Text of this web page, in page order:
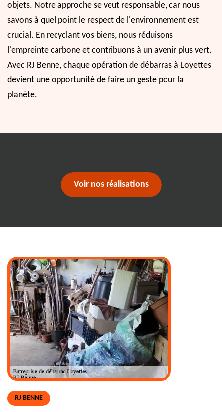
objets. Notre approche se veut responsable, car nous
savons à quel point le respect de l'environnement est
crucial. En recyclant vos biens, nous réduisons
l'empreinte carbone et contribuons à un avenir plus vert.
Avec RJ Benne, chaque opération de débarras à Loyettes
devient une opportunité de faire un geste pour la
planète.
Voir nos réalisations
RJ BENNE